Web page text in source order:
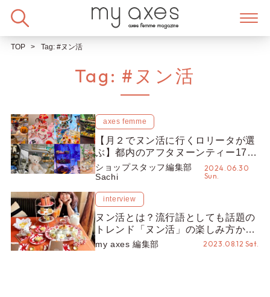
TOP Tag: #ヌン活
Tag: #ヌン活
axes femme
【月２でヌン活に行くロリータが選
ぶ】都内のアフタヌーンティー17店
舗徹底解説！忖度なし！【ショップ
スタッフ編集部】
ショップスタッフ編集部
Sachi
2024.06.30
Sun.
interview
ヌン活とは？流行語としても話題の
トレンド「ヌン活」の楽しみ方から
作法、豆知識までご紹介【紅茶講師
my axes 編集部 2023.08.12 Sat.